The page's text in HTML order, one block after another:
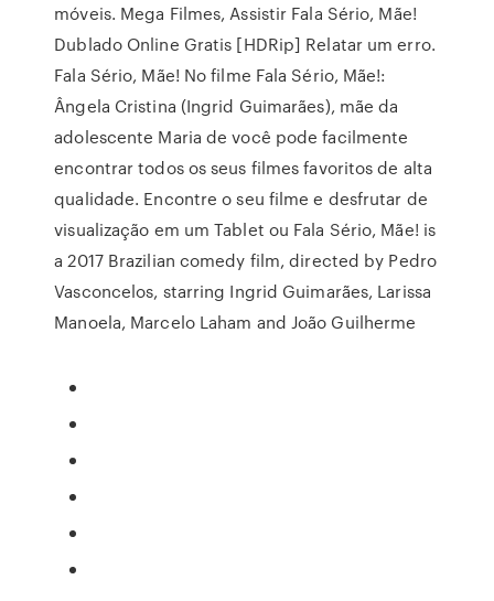
móveis. Mega Filmes, Assistir Fala Sério, Mãe!
Dublado Online Gratis [HDRip] Relatar um erro.
Fala Sério, Mãe! No filme Fala Sério, Mãe!:
Ângela Cristina (Ingrid Guimarães), mãe da
adolescente Maria de você pode facilmente
encontrar todos os seus filmes favoritos de alta
qualidade. Encontre o seu filme e desfrutar de
visualização em um Tablet ou Fala Sério, Mãe! is
a 2017 Brazilian comedy film, directed by Pedro
Vasconcelos, starring Ingrid Guimarães, Larissa
Manoela, Marcelo Laham and João Guilherme